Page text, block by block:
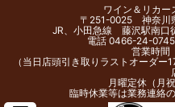
ワイン＆リカ
〒251-0025 神奈川
JR、小田急線 藤沢駅南口
電話 0466-24-
営業時
（当日店頭引き取りラストオーダ
月曜定休（月
臨時休業等は業務連絡